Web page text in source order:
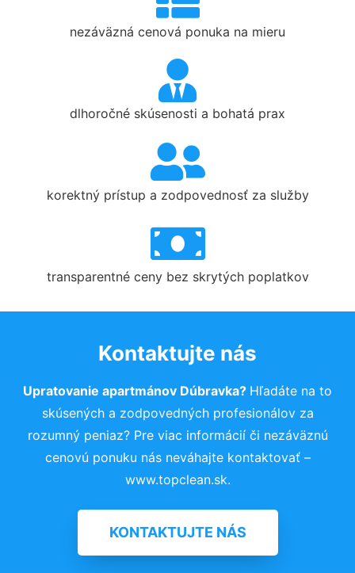
nezáväzná cenová ponuka na mieru
dlhoročné skúsenosti a bohatá prax
korektný prístup a zodpovednosť za služby
transparentné ceny bez skrytých poplatkov
Kontaktujte nás
Upratovanie apartmánov Dúbravka? Hľadáte na to
skúsených a zodpovedných profesionálov za
rozumný peniaz? Pre viac informácií či nezáväznú
cenovú ponuku nás neváhajte kontaktovať –
www.topclean.sk.
KONTAKTUJTE NÁS